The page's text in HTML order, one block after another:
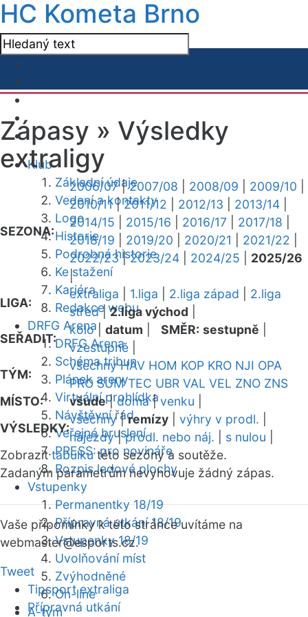
HC Kometa Brno
Klub
Základní údaje
Vedení a kontakty
Logo
Historie
Podrobná historie
Ke stažení
Kariéra
Redakce webu
DRFG Arena
DRFG Arena
Schéma tribun
Plánek areny
Virtuální prohlídka
Návštěvní řád
Veřejné bruslení
PRESS: pro novináře
Rozpis ledové plochy
Vstupenky
Permanentky 18/19
Přípravná utkání 18/19
Vstupenky 18/19
Uvolňování míst
Zvýhodněné
On-line
A-tým
Zápasy » Výsledky
extraligy
SEZONA:
2006/07|2007/08 2008/09 2009/10
2010/11|2011/12 2012/13 2013/14
2014/15
2015/16 2016/17 2017/18
2018/19
2019/20 2020/21 2021/22
2022/23|2023/24 2024/25
2025/26
|
LIGA:
extraliga 1.liga 2.liga západ
2.liga
střed|2.liga východ
SEŘADIT:
kolo| datum SMĚR: sestupně
vzestupně
TÝM:
všechny HAV HOM KOP KRO NJI OPA
PRO SUM TEC UBR VAL VEL ZNO ZNS
MÍSTO:
všude|doma|venku
VÝSLEDKY:
všechny|remízy výhry v prodl.
nájezdy|prodl. nebo náj. s nulou
Zobrazittabulkutéto sezóny a soutěže.
Zadaným parametrům nevyhovuje žádný zápas.
Vaše připomínky k této stránce uvítáme na
webmaster@esports.cz.
Tweet
Tipsport extraliga
Přípravná utkání